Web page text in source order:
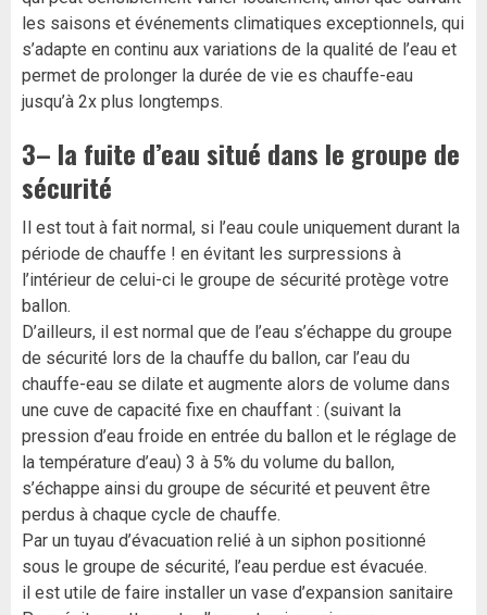
les saisons et événements climatiques exceptionnels, qui
s’adapte en continu aux variations de la qualité de l’eau et
permet de prolonger la durée de vie es chauffe-eau
jusqu’à 2x plus longtemps.
3– la fuite d’eau situé dans le groupe de
sécurité
Il est tout à fait normal, si l’eau coule uniquement durant la
période de chauffe ! en évitant les surpressions à
l’intérieur de celui-ci le groupe de sécurité protège votre
ballon.
D’ailleurs, il est normal que de l’eau s’échappe du groupe
de sécurité lors de la chauffe du ballon, car l’eau du
chauffe-eau se dilate et augmente alors de volume dans
une cuve de capacité fixe en chauffant : (suivant la
pression d’eau froide en entrée du ballon et le réglage de
la température d’eau) 3 à 5% du volume du ballon,
s’échappe ainsi du groupe de sécurité et peuvent être
perdus à chaque cycle de chauffe.
Par un tuyau d’évacuation relié à un siphon positionné
sous le groupe de sécurité, l’eau perdue est évacuée.
il est utile de faire installer un vase d’expansion sanitaire